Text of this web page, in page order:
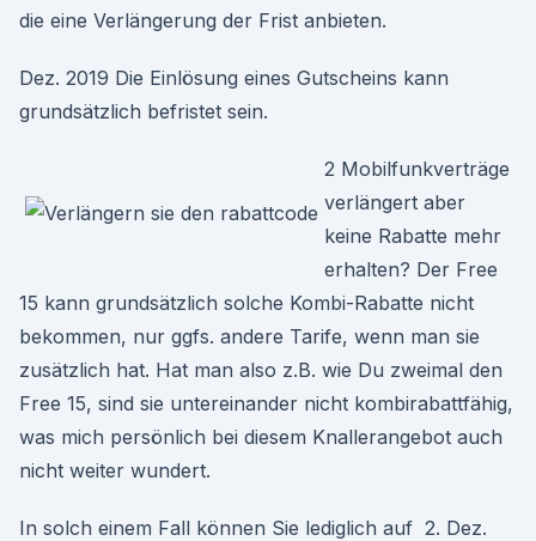
die eine Verlängerung der Frist anbieten.
Dez. 2019 Die Einlösung eines Gutscheins kann
grundsätzlich befristet sein.
2 Mobilfunkverträge
verlängert aber
keine Rabatte mehr
erhalten? Der Free
15 kann grundsätzlich solche Kombi-Rabatte nicht
bekommen, nur ggfs. andere Tarife, wenn man sie
zusätzlich hat. Hat man also z.B. wie Du zweimal den
Free 15, sind sie untereinander nicht kombirabattfähig,
was mich persönlich bei diesem Knallerangebot auch
nicht weiter wundert.
In solch einem Fall können Sie lediglich auf 2. Dez.